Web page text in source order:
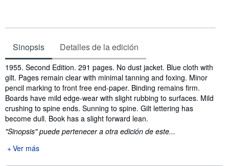
Sinopsis Detalles de la edición
Sinopsis
1955. Second Edition. 291 pages. No dust jacket. Blue cloth with
gilt. Pages remain clear with minimal tanning and foxing. Minor
pencil marking to front free end-paper. Binding remains firm.
Boards have mild edge-wear with slight rubbing to surfaces. Mild
crushing to spine ends. Sunning to spine. Gilt lettering has
become dull. Book has a slight forward lean.
"Sinopsis" puede pertenecer a otra edición de este...
Ver más